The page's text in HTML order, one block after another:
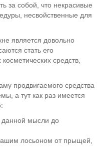
за собой, что некрасивые
несвойственные для
является довольно
стать его
средств,
продвигаемого средства
а тут как раз имеется
данной мысли до
лосьоном от прыщей,